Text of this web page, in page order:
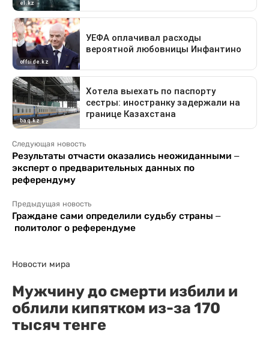
Следующая новость
Результаты отчасти оказались неожиданными –
эксперт о предварительных данных по
референдуму
Предыдущая новость
Граждане сами определили судьбу страны –
политолог о референдуме
Новости мира
Мужчину до смерти избили и
облили кипятком из-за 170
тысяч тенге